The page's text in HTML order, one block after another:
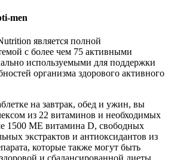
men
является полной
с более чем 75 активными
используемыми для поддержки
организма здорового активного
на завтрак, обед и ужин, вы
из 22 витаминов и необходимых
1500 ME витамина D, свободных
экстрактов и антиоксидантов из
которые также могут быть